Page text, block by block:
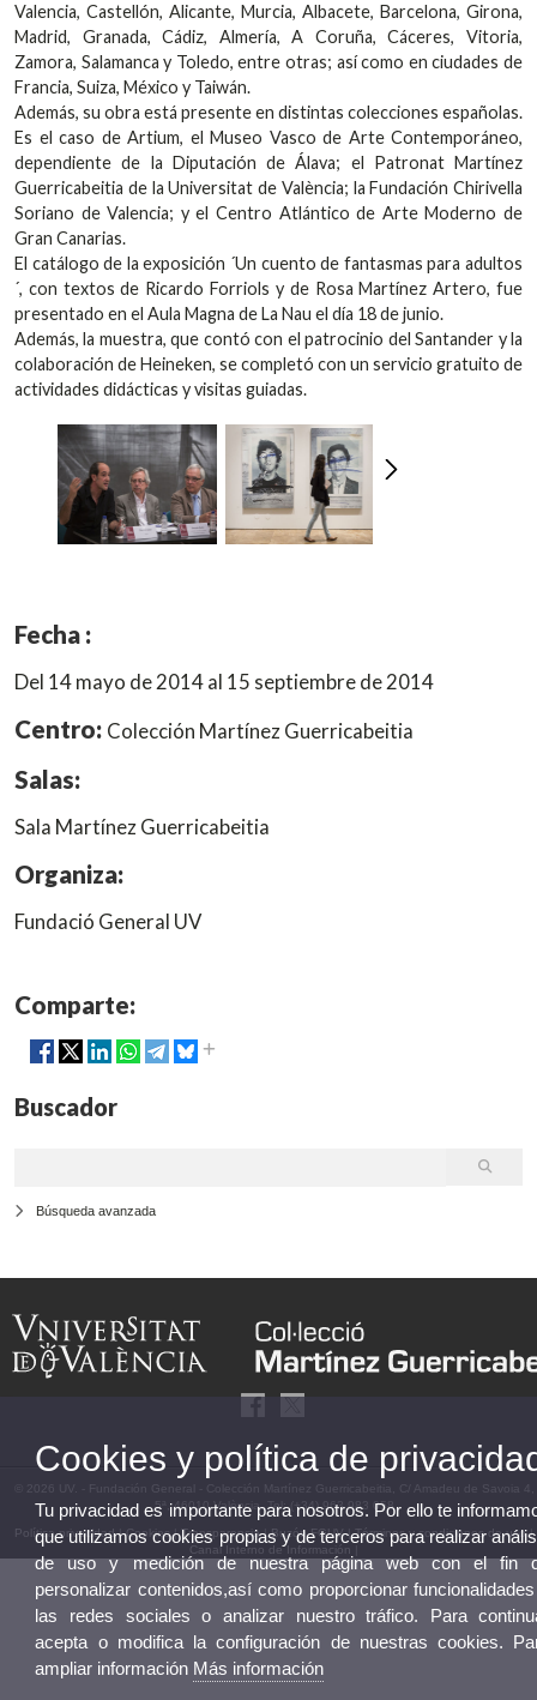
Valencia, Castellón, Alicante, Murcia, Albacete, Barcelona, Girona,
Madrid, Granada, Cádiz, Almería, A Coruña, Cáceres, Vitoria,
Zamora, Salamanca y Toledo, entre otras; así como en ciudades de
Francia, Suiza, México y Taiwán.
Además, su obra está presente en distintas colecciones españolas.
Es el caso de Artium, el Museo Vasco de Arte Contemporáneo,
dependiente de la Diputación de Álava; el Patronat Martínez
Guerricabeitia de la Universitat de València; la Fundación Chirivella
Soriano de Valencia; y el Centro Atlántico de Arte Moderno de
Gran Canarias.
El catálogo de la exposición ´Un cuento de fantasmas para adultos
´, con textos de Ricardo Forriols y de Rosa Martínez Artero, fue
presentado en el Aula Magna de La Nau el día 18 de junio.
Además, la muestra, que contó con el patrocinio del Santander y la
colaboración de Heineken, se completó con un servicio gratuito de
actividades didácticas y visitas guiadas.
Fecha :
Del 14 mayo de 2014 al 15 septiembre de 2014
Centro: Colección Martínez Guerricabeitia
Salas:
Sala Martínez Guerricabeitia
Organiza:
Fundació General UV
Comparte:
Buscador
Búsqueda avanzada
© 2026 UV. - Fundación General - Colección Martínez Guerricabeitia, C/ Amadeu de Savoia 4,
5ª, 46010 València. Tel: (+34) 963 983 058
Política privacidad|Cookies|Transparencia|Buzón FGUV|Términos y condiciones de uso|
Canal Interno de Información
Cookies y política de
Tu privacidad es importante para nosotros. Por ello te
que utilizamos cookies propias y de terceros para realizar
de uso y medición de nuestra página web con el fin
personalizar contenidos,así como proporcionar
las redes sociales o analizar nuestro tráfico. Para
acepta o modifica la configuración de nuestras cookies.
ampliar información Más información